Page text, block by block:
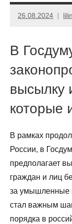
26.08.2024
В
высылку
которые
В рамках
России, в
предполагает
граждан и лиц
за умышленные
стал важным
порядка в